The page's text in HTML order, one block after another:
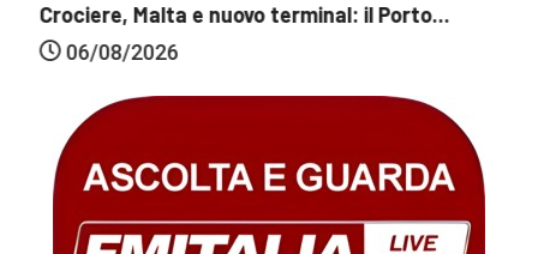
Crociere, Malta e nuovo terminal: il Porto...
06/08/2026